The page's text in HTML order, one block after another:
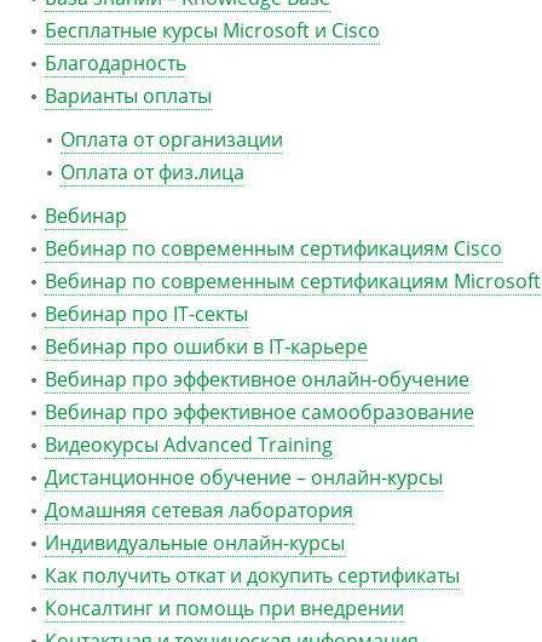
Бесплатные курсы Microsoft и Cisco
Благодарность
Варианты оплаты
Оплата от организации
Оплата от физ.лица
Вебинар
Вебинар по современным сертификациям Cisco
Вебинар по современным сертификациям Microsoft
Вебинар про IT-секты
Вебинар про ошибки в IT-карьере
Вебинар про эффективное онлайн-обучение
Вебинар про эффективное самообразование
Видеокурсы Advanced Training
Дистанционное обучение – онлайн-курсы
Домашняя сетевая лаборатория
Индивидуальные онлайн-курсы
Как получить откат и докупить сертификаты
Консалтинг и помощь при внедрении